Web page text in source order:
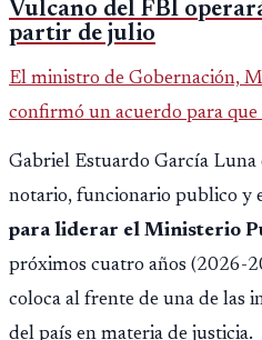
Vulcano del FBI
partir de julio
El ministro de Gobernación,
confirmó un acuerdo para
Gabriel Estuardo García Luna
notario, funcionario publico y
para liderar el Ministerio
próximos cuatro años (2026-
coloca al frente de una de las
del país en materia de justicia.